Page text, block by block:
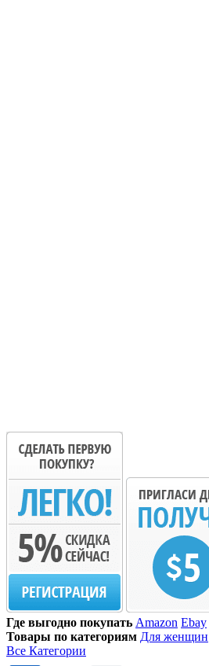
Где выгодно покупать Amazon Ebay
Товары по категориям Для женщин
Все Категории